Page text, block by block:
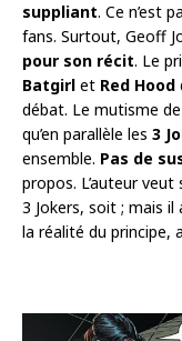
suppliant. Ce n’est
fans. Surtout, Geoff
pour son récit. Le
Batgirl et Red Hood
débat. Le mutisme de
qu’en parallèle les 3
ensemble. Pas de
propos. L’auteur
3 Jokers, soit ; mais
la réalité du principe,